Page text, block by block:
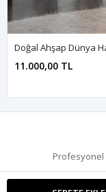
11.000,00 TL
Profesyonel